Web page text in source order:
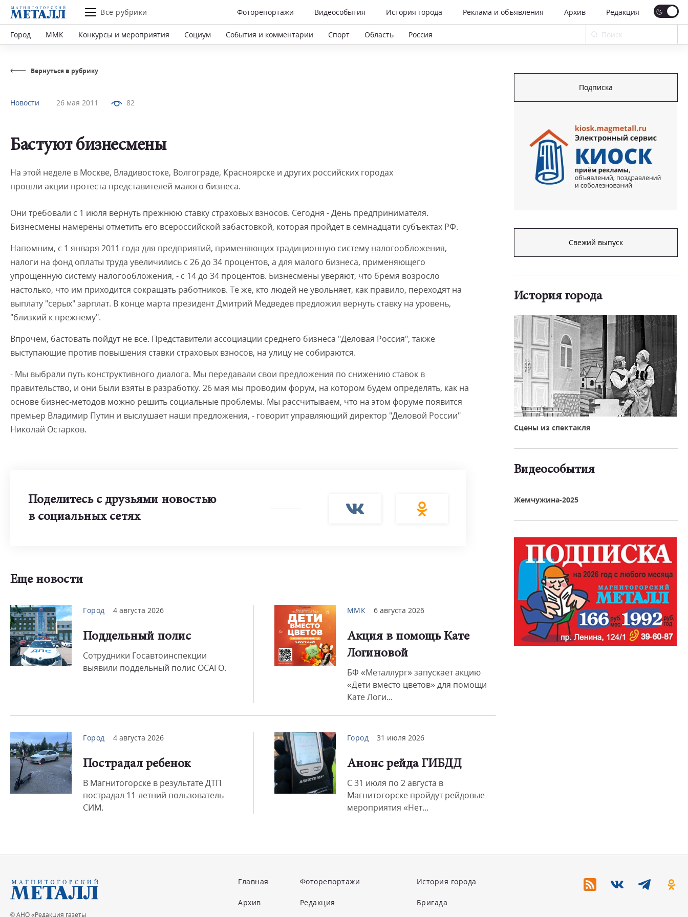
Все рубрики Фоторепортажи Видеособытия История города Реклама и объявления Архив Редакция
Город ММК Конкурсы и мероприятия Социум События и комментарии Спорт Область Россия
Вернуться в рубрику
Новости 26 мая 2011 82
Бастуют бизнесмены
На этой неделе в Москве, Владивостоке, Волгограде, Красноярске и других российских городах
прошли акции протеста представителей малого бизнеса.
Они требовали с 1 июля вернуть прежнюю ставку страховых взносов. Сегодня - День предпринимателя.
Бизнесмены намерены отметить его всероссийской забастовкой, которая пройдет в семнадцати субъектах РФ.
Напомним, с 1 января 2011 года для предприятий, применяющих традиционную систему налогообложения,
налоги на фонд оплаты труда увеличились с 26 до 34 процентов, а для малого бизнеса, применяющего
упрощенную систему налогообложения, - с 14 до 34 процентов. Бизнесмены уверяют, что бремя возросло
настолько, что им приходится сокращать работников. Те же, кто людей не увольняет, как правило, переходят на
выплату "серых" зарплат. В конце марта президент Дмитрий Медведев предложил вернуть ставку на уровень,
"близкий к прежнему".
Впрочем, бастовать пойдут не все. Представители ассоциации среднего бизнеса "Деловая Россия", также
выступающие против повышения ставки страховых взносов, на улицу не собираются.
- Мы выбрали путь конструктивного диалога. Мы передавали свои предложения по снижению ставок в
правительство, и они были взяты в разработку. 26 мая мы проводим форум, на котором будем определять, как на
основе бизнес-методов можно решить социальные проблемы. Мы рассчитываем, что на этом форуме появится
премьер Владимир Путин и выслушает наши предложения, - говорит управляющий директор "Деловой России"
Николай Остарков.
Поделитесь с друзьями новостью
в социальных сетях
Еще новости
Город 4 августа 2026
Поддельный полис
Сотрудники Госавтоинспекции
выявили поддельный полис ОСАГО.
ММК 6 августа 2026
Акция в помощь Кате
Логиновой
БФ «Металлург» запускает акцию
«Дети вместо цветов» для помощи
Кате Логи...
Город 4 августа 2026
Пострадал ребенок
В Магнитогорске в результате ДТП
пострадал 11-летний пользователь
СИМ.
Город 31 июля 2026
Анонс рейда ГИБДД
С 31 июля по 2 августа в
Магнитогорске пройдут рейдовые
мероприятия «Нет...
Подписка
Свежий выпуск
История города
Сцены из спектакля
Видеособытия
Жемчужина-2025
© АНО «Редакция газеты
Главная
Архив
Фоторепортажи
Редакция
История города
Бригада